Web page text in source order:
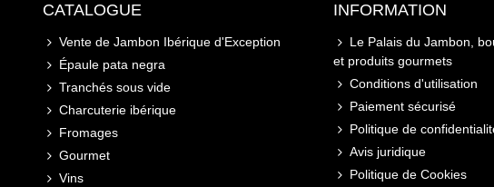
CATALOGUE
Vente de Jambon Ibérique d'Exception
Épaule pata negra
Tranchés sous vide
Charcuterie ibérique
Fromages
Gourmet
Vins
INFORMATION
Le Palais du Jambon,
et produits gourmets
Conditions d'utilisation
Paiement sécurisé
Politique de
Avis juridique
Politique de Cookies